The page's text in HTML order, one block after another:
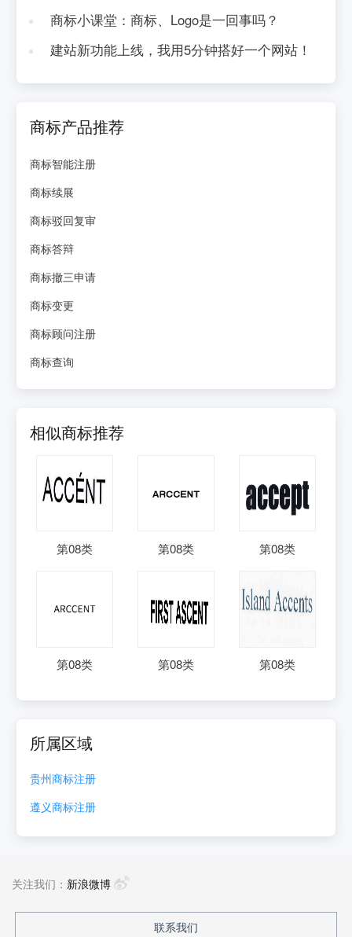
商标小课堂：商标、Logo是一回事吗？
建站新功能上线，我用5分钟搭好一个网站！
商标产品推荐
商标智能注册
商标续展
商标驳回复审
商标答辩
商标撤三申请
商标变更
商标顾问注册
商标查询
相似商标推荐
第08类 第08类 第08类
第08类 第08类 第08类
所属区域
贵州商标注册
遵义商标注册